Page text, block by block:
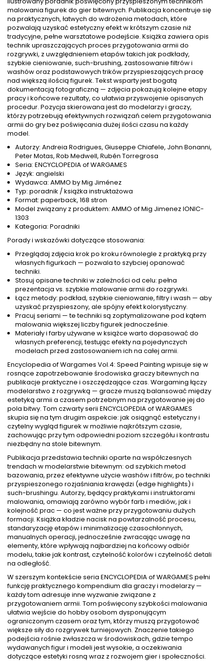
malowania figurek do gier bitewnych. Publikacja koncentruje się
na praktycznych, łatwych do wdrożenia metodach, które
pozwalają uzyskać estetyczny efekt w krótszym czasie niż
tradycyjne, pełne warsztatowe podejście. Książka zawiera opis
technik upraszczających proces przygotowania armii do
rozgrywki, z uwzględnieniem etapów takich jak podkłady,
szybkie cieniowanie, such-brushing, zastosowanie filtrów i
washów oraz podstawowych trików przyspieszających pracę
nad większą ilością figurek. Tekst wsparty jest bogatą
dokumentacją fotograficzną — zdjęcia pokazują kolejne etapy
pracy i końcowe rezultaty, co ułatwia przyswojenie opisanych
procedur. Pozycja skierowana jest do modelarzy i graczy,
którzy potrzebują efektywnych rozwiązań celem przygotowania
armii do gry bez poświęcania dużej ilości czasu na każdy
model.
Autorzy: Andreia Rodrigues, Giuseppe Chiafele, John Bonanni,
Peter Motas, Rob Medwell, Rubén Torregrosa
Seria: ENCYCLOPEDIA of WARGAMES
Język: angielski
Wydawca: AMMO by Mig Jiménez
Typ: poradnik / książka instruktażowa
Format: paperback, 168 stron
Model związany z produktem: AMMO of Mig Jimenez IONIC-
1303
Kategoria: Poradniki
Porady i wskazówki dotyczące stosowania:
Przeglądaj zdjęcia krok po kroku równolegle z praktyką przy
własnych figurkach — pozwala to szybciej opanować
techniki.
Stosuj opisane techniki w zależności od celu: pełna
prezentacja vs. szybkie malowanie armii do rozgrywki.
Łącz metody: podkład, szybkie cieniowanie, filtry i wash — aby
uzyskać przyspieszony, ale spójny efekt kolorystyczny.
Pracuj seriami — te techniki są zoptymalizowane pod kątem
malowania większej liczby figurek jednocześnie.
Materiały i farby używane w książce warto dopasować do
własnych preferencji, testując efekty na pojedynczych
modelach przed zastosowaniem ich na całej armii.
Encyclopedia of Wargames Vol.4: Speed Painting wpisuje się w
rosnące zapotrzebowanie środowiska graczy bitewnych na
publikacje praktyczne i oszczędzające czas. Wargaming łączy
modelarstwo z rozgrywką — gracze muszą balansować między
estetyką armii a czasem potrzebnym na przygotowanie jej do
pola bitwy. Tom czwarty serii ENCYCLOPEDIA of WARGAMES
skupia się na tym drugim aspekcie: jak osiągnąć estetyczny i
czytelny wygląd figurek w możliwie najkrótszym czasie,
zachowując przy tym odpowiedni poziom szczegółu i kontrastu
niezbędny na stole bitewnym.
Publikacja przedstawia techniki oparte na współczesnych
trendach w modelarstwie bitewnym: od szybkich metod
bazowania, przez efektywne użycie washów i filtrów, po techniki
przyspieszonego rozjaśniania krawędzi (edge highlights) i
such-brushingu. Autorzy, będący praktykami i instruktorami
malowania, omawiają zarówno wybór farb i mediów, jak i
kolejność prac — co jest ważne przy przygotowaniu dużych
formacji. Książka kładzie nacisk na powtarzalność procesu,
standaryzację etapów i minimalizację czasochłonnych,
manualnych operacji, jednocześnie zwracając uwagę na
elementy, które wpływają najbardziej na końcowy odbiór
modelu, takie jak kontrast, czytelność kolorów i czytelność detali
na odległość.
W szerszym kontekście seria ENCYCLOPEDIA of WARGAMES pełni
funkcję praktycznego kompendium dla graczy i modelarzy —
każdy tom adresuje inne wyzwanie związane z
przygotowaniem armii. Tom poświęcony szybkości malowania
ułatwia wejście do hobby osobom dysponującym
ograniczonym czasem oraz tym, którzy muszą przygotować
większe siły do rozgrywek turniejowych. Znaczenie takiego
podejścia rośnie zwłaszcza w środowiskach, gdzie tempo
wydawanych figur i modeli jest wysokie, a oczekiwania
dotyczące estetyki rosną wraz z rozwojem gier i społeczności.